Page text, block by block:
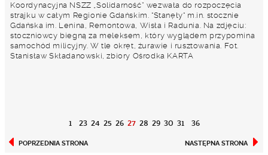
Koordynacyjna NSZZ „Solidarność” wezwała do rozpoczęcia
strajku w całym Regionie Gdańskim. "Stanęły" m.in. stocznie
Gdańska im. Lenina, Remontowa, Wisła i Radunia. Na zdjęciu:
stoczniowcy biegną za meleksem, który wyglądem przypomina
samochód milicyjny. W tle okręt, żurawie i rusztowania. Fot.
Stanisław Składanowski, zbiory Ośrodka KARTA
1
POPRZEDNIA STRONA
23 24 25 26 27 28 29 30 31
NASTĘPNA STRONA
36